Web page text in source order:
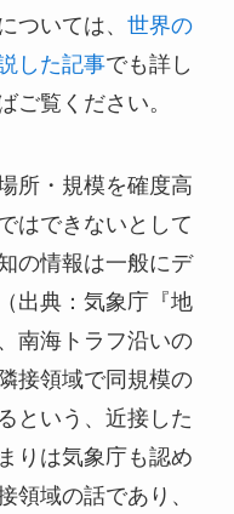
ついては、 世界の
した記事でも詳し
ご覧ください。
所・規模を確度高
はできないとして
の情報は一般にデ
出典：気象庁『地
南海トラフ沿いの
接領域で同規模の
という、近接した
りは気象庁も認め
領域の話であり、